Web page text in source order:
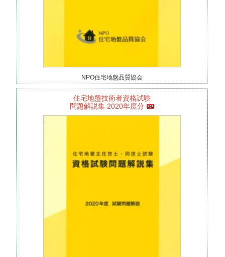
NPO住宅地盤品質協会
住宅地盤技術者資格試験
問題解説集 2020年度分